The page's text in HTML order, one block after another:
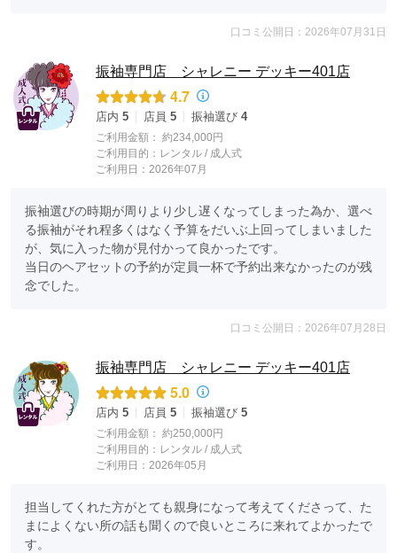
口コミ公開日：2026年07月31日
振袖専門店 シャレニー デッキー401店
4.7
店内 5 店員 5 振袖選び 4
ご利用金額： 約234,000円
ご利用目的： レンタル / 成人式
ご利用日：2026年07月
振袖選びの時期が周りより少し遅くなってしまった為か、選べ
る振袖がそれ程多くはなく予算をだいぶ上回ってしまいました
が、気に入った物が見付かって良かったです。
当日のヘアセットの予約が定員一杯で予約出来なかったのが残
念でした。
口コミ公開日：2026年07月28日
振袖専門店 シャレニー デッキー401店
5.0
店内 5 店員 5 振袖選び 5
ご利用金額： 約250,000円
ご利用目的： レンタル / 成人式
ご利用日：2026年05月
担当してくれた方がとても親身になって考えてくださって、た
まによくない所の話も聞くので良いところに来れてよかったで
す。